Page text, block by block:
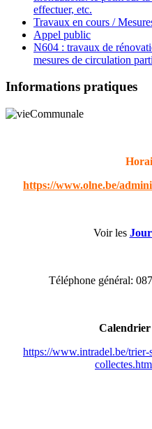
effectuer, etc.
Travaux en cours /
Appel public
N604 : travaux de
mesures de circulation
Informations pratiques
https://www.olne.be/
Voir les
Téléphone général:
Calendrier
https://www.intradel.be/trier-